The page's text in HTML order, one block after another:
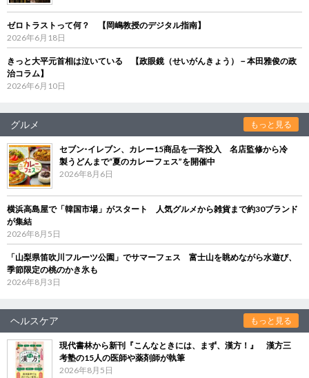
ゼロトラストって何？ 【岡嶋教授のデジタル指南】
2026年6月18日
きっと大平元首相は泣いている 【政眼鏡（せいがんきょう）－本田雅俊の政
治コラム】
2026年6月10日
グルメ もっと見る
セブン‐イレブン、カレー15商品を一斉投入 名店監修から冷
製うどんまで“夏のカレーフェス”を開催中
2026年8月6日
横浜高島屋で「韓国市場」がスタート 人気グルメから雑貨まで約30ブランド
が集結
2026年8月5日
「山梨県笛吹川フルーツ公園」でサマーフェス 富士山を眺めながら水遊び、
季節限定の桃のかき氷も
2026年8月3日
ヘルスケア もっと見る
現代書林から新刊『こんなときには、まず、漢方！』 漢方三
考塾の15人の医師や薬剤師が執筆
2026年8月5日